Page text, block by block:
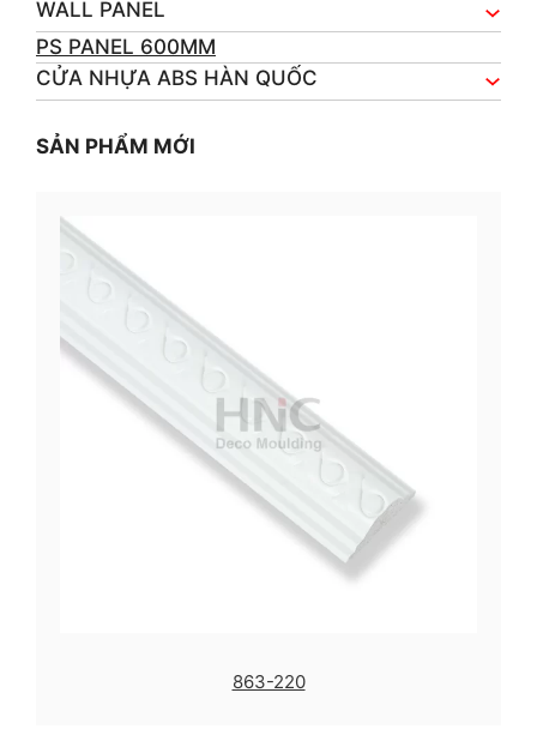
WALL PANEL
PS PANEL 600MM
CỬA NHỰA ABS HÀN QUỐC
SẢN PHẨM MỚI
863-220